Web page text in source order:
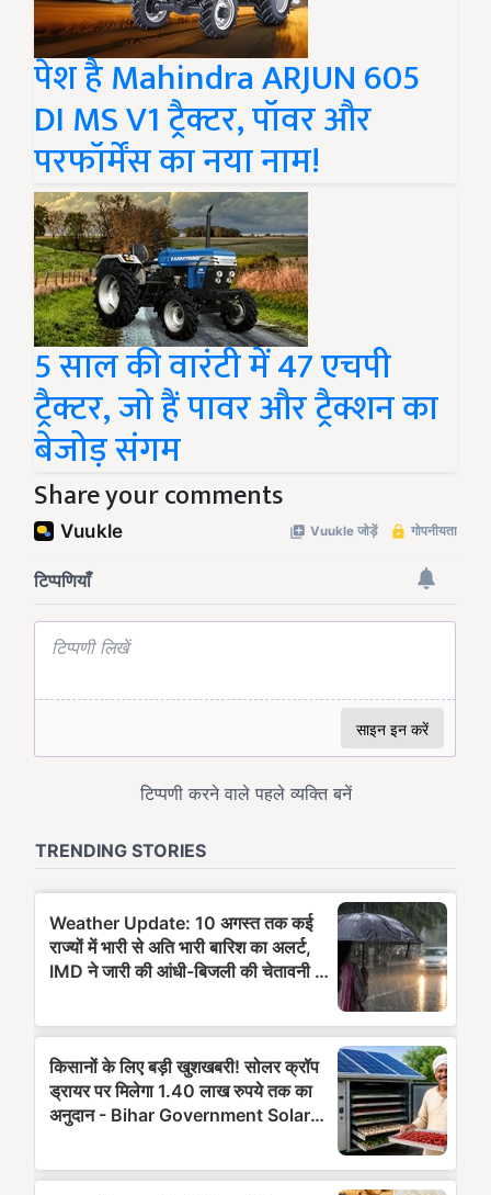
पेश है Mahindra ARJUN 605
DI MS V1 ट्रैक्टर, पॉवर और
परफॉर्मेंस का नया नाम!
5 साल की वारंटी में 47 एचपी
ट्रैक्टर, जो हैं पावर और ट्रैक्शन का
बेजोड़ संगम
Share your comments